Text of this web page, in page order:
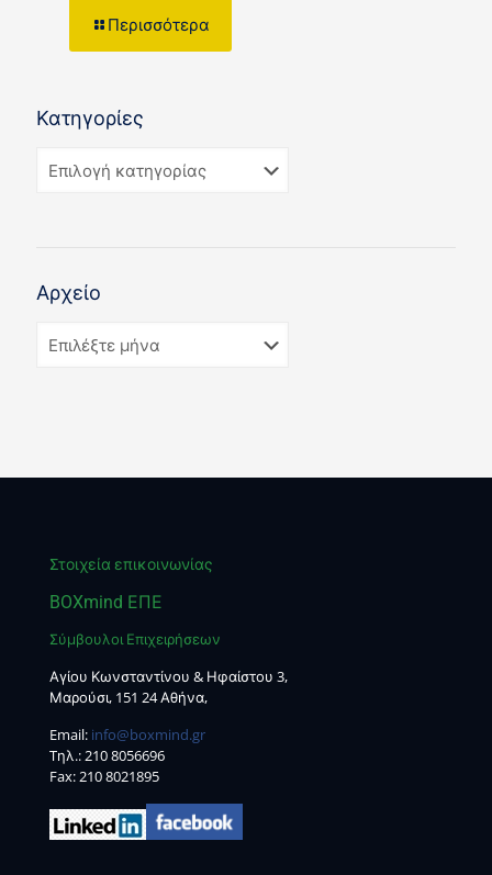
Περισσότερα
Κατηγορίες
Αρχείο
Στοιχεία επικοινωνίας
BOXmind ΕΠΕ
Σύμβουλοι Επιχειρήσεων
Αγίου Κωνσταντίνου & Ηφαίστου 3,
Μαρούσι, 151 24 Αθήνα,
Email: info@boxmind.gr
Tηλ.:210 8056696
Fax: 210 8021895